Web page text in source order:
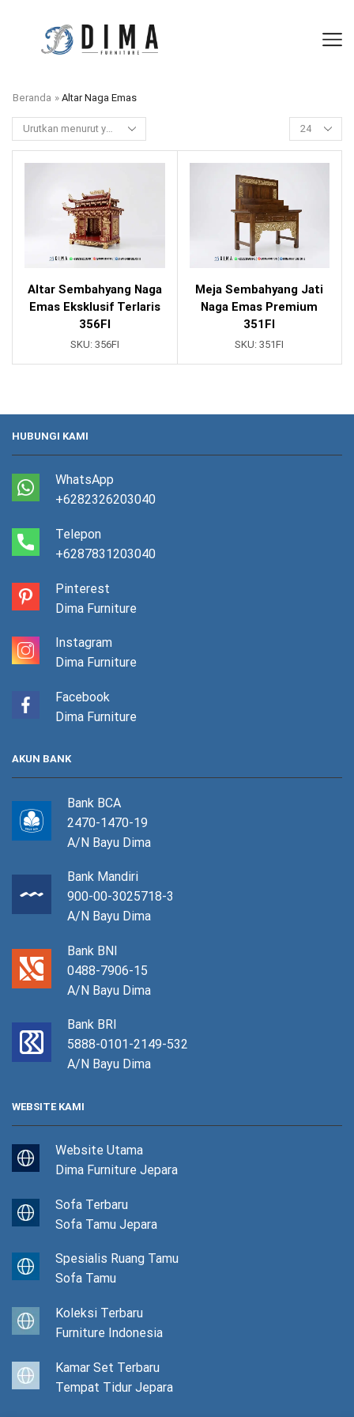
Beranda » Altar Naga Emas
Altar Sembahyang Naga
Emas Eksklusif Terlaris
356FI
SKU: 356FI
Meja Sembahyang Jati
Naga Emas Premium
351FI
SKU:351FI
HUBUNGI KAMI
WhatsApp
+6282326203040
Telepon
+6287831203040
Pinterest
Dima Furniture
Instagram
Dima Furniture
Facebook
Dima Furniture
AKUN BANK
Bank BCA
2470-1470-19
A/N Bayu Dima
Bank Mandiri
900-00-3025718-3
A/N Bayu Dima
Bank BNI
0488-7906-15
A/N Bayu Dima
Bank BRI
5888-0101-2149-532
A/N Bayu Dima
WEBSITE KAMI
Website Utama
Dima Furniture Jepara
Sofa Terbaru
Sofa Tamu Jepara
Spesialis Ruang Tamu
Sofa Tamu
Koleksi Terbaru
Furniture Indonesia
Kamar Set Terbaru
Tempat Tidur Jepara